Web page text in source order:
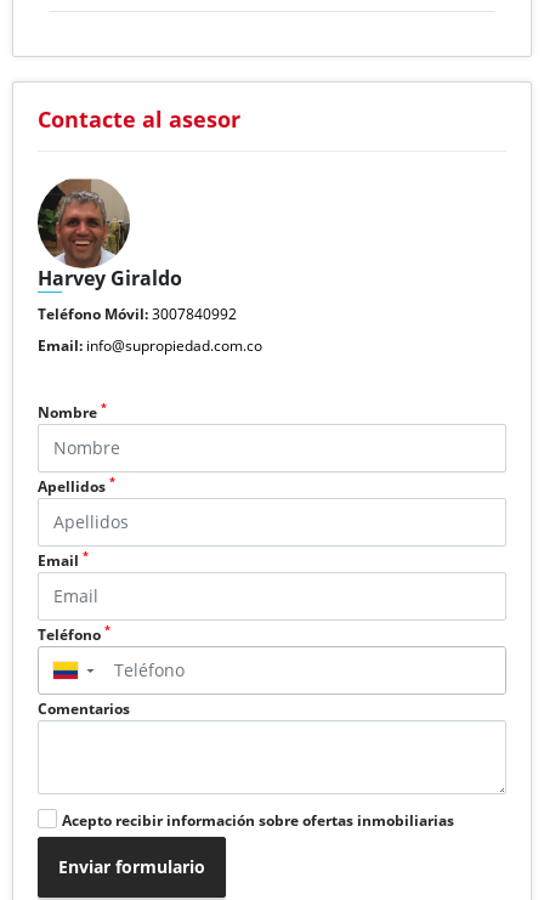
Contacte al asesor
Harvey Giraldo
Teléfono Móvil:3007840992
Email: info@supropiedad.com.co
Nombre *
Apellidos *
Email *
Teléfono *
▼
Comentarios
Acepto recibir información sobre ofertas inmobiliarias
Enviar formulario